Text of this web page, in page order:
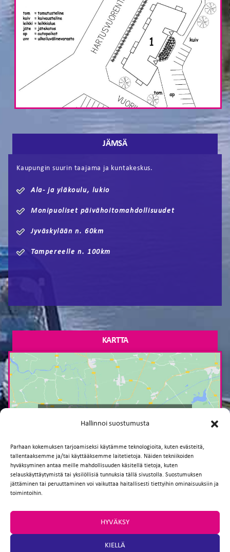
Hallinnoi suostumusta
Parhaan kokemuksen tarjoamiseksi käytämme teknologioita, kuten evästeitä,
tallentaaksemme ja/tai käyttääksemme laitetietoja. Näiden tekniikoiden
hyväksyminen antaa meille mahdollisuuden käsitellä tietoja, kuten
selauskäyttäytymistä tai yksilöllisiä tunnuksia tällä sivustolla. Suostumuksen
jättäminen tai peruuttaminen voi vaikuttaa haitallisesti tiettyihin ominaisuuksiin ja
toimintoihin.
HYVÄKSY
KIELLÄ
JÄMSÄ
Kaupungin suurin taajama ja kuntakeskus.
Ala- ja yläkoulu, lukio
Monipuoliset päivähoitomahdollisuudet
Jyväskylään n. 60km
Tampereelle n. 100km
KARTTA
markkinointievästeet ja ottaaksesi tämän